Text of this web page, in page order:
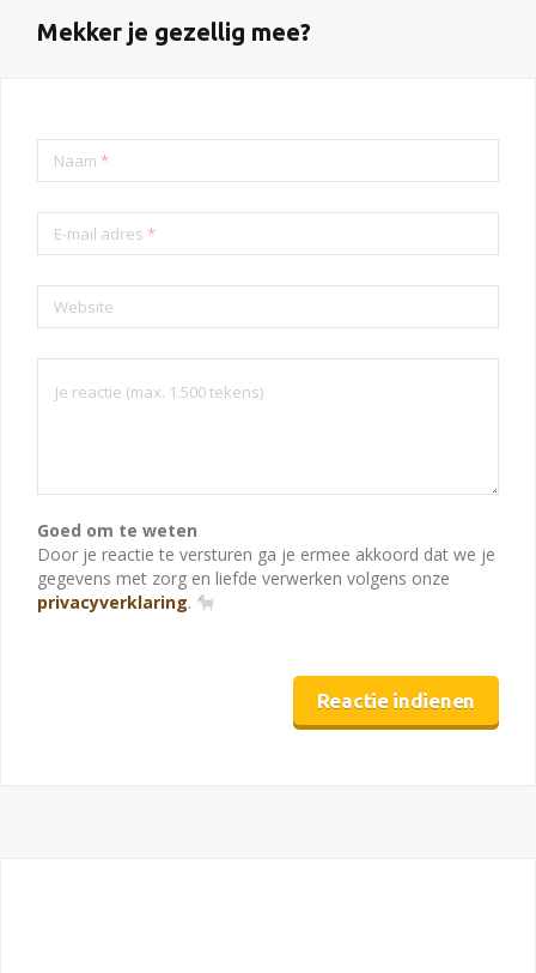
Mekker je gezellig mee?
Naam *
E-mail adres *
Website
Goed om te weten
Door je reactie te versturen ga je ermee akkoord dat we je
gegevens met zorg en liefde verwerken volgens onze
privacyverklaring.